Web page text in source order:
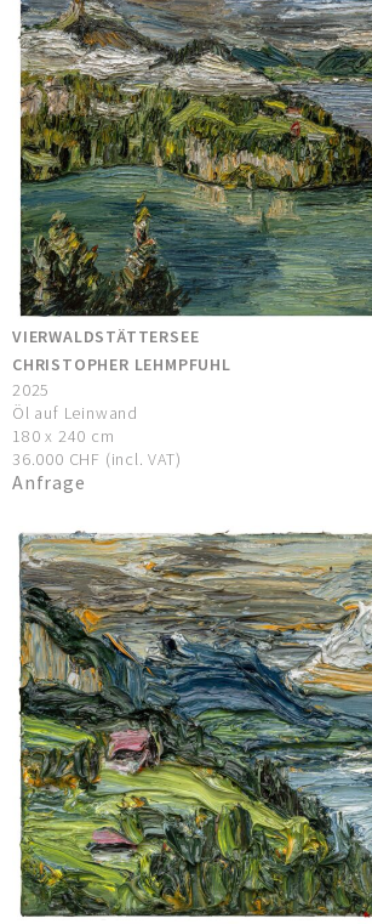
VIERWALDSTÄTTERSEE
CHRISTOPHER LEHMPFUHL
2025
Öl auf Leinwand
180 x 240 cm
36.000 CHF (incl. VAT)
Anfrage